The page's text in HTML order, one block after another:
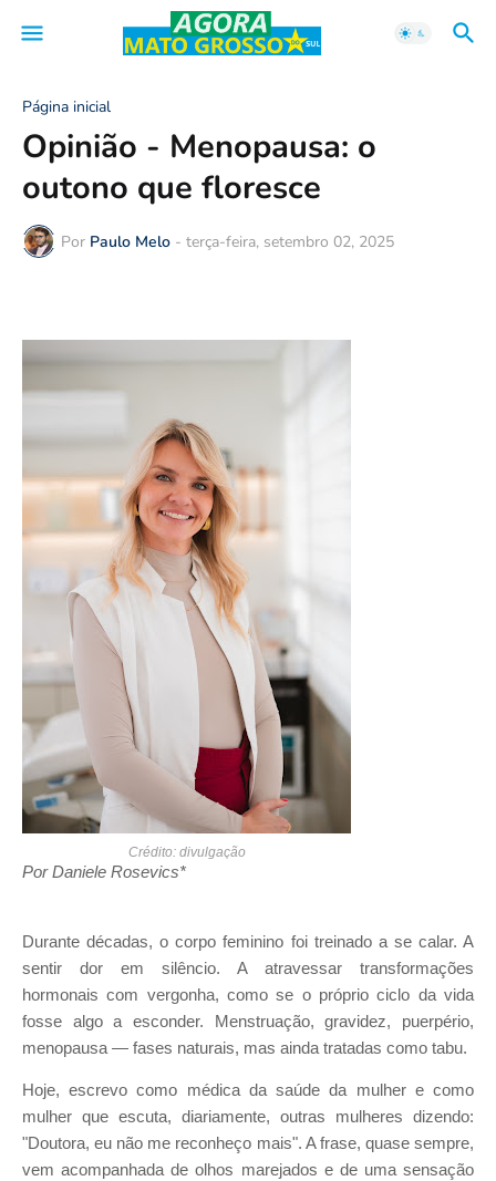
Página inicial
Opinião - Menopausa: o
outono que floresce
Por Paulo Melo - terça-feira, setembro 02, 2025
Crédito: divulgação
Por Daniele Rosevics*
Durante décadas, o corpo feminino foi treinado a se calar. A
sentir dor em silêncio. A atravessar transformações
hormonais com vergonha, como se o próprio ciclo da vida
fosse algo a esconder. Menstruação, gravidez, puerpério,
menopausa — fases naturais, mas ainda tratadas como tabu.
Hoje, escrevo como médica da saúde da mulher e como
mulher que escuta, diariamente, outras mulheres dizendo:
"Doutora, eu não me reconheço mais". A frase, quase sempre,
vem acompanhada de olhos marejados e de uma sensação